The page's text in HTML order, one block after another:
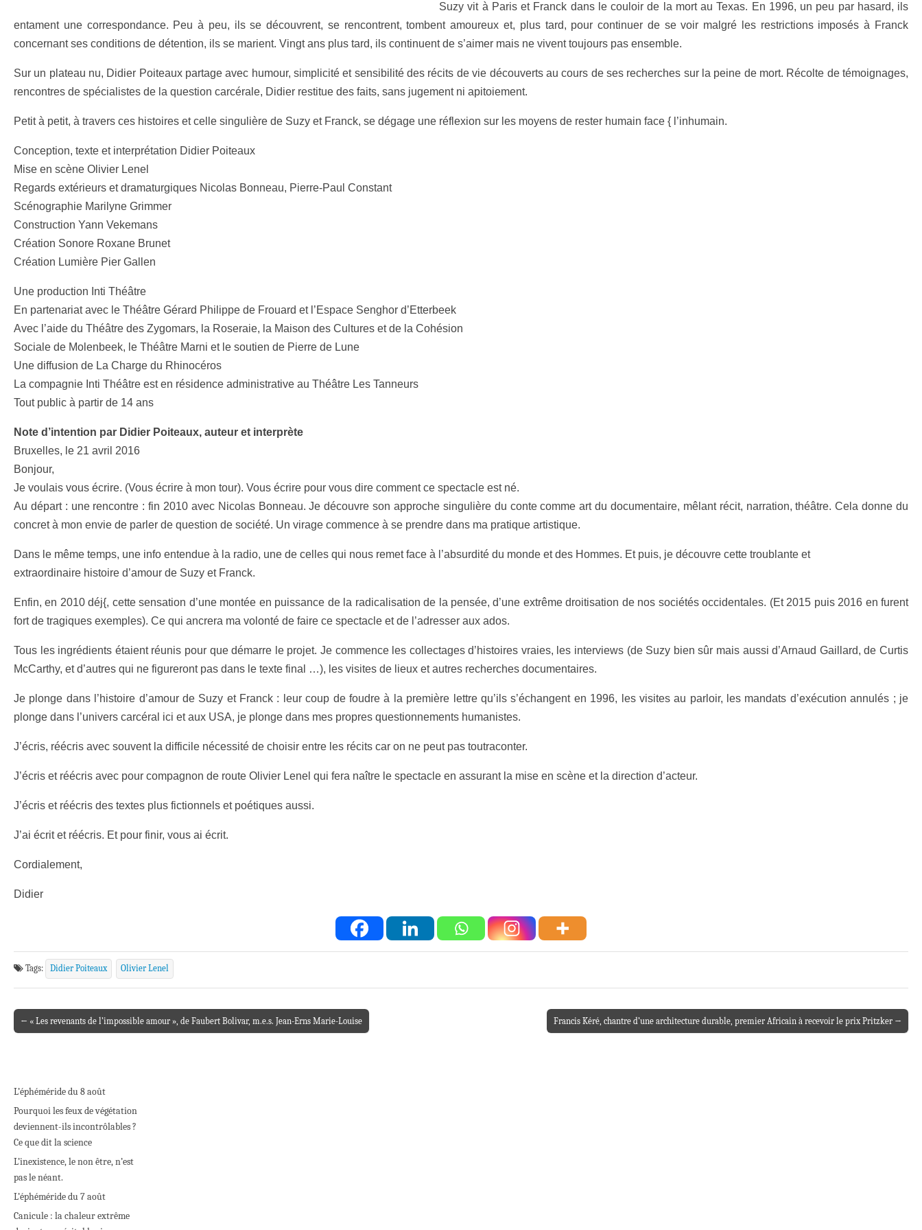
Suzy vit à Paris et Franck dans le couloir de la mort au Texas. En 1996, un peu par hasard, ils
entament une correspondance. Peu à peu, ils se découvrent, se rencontrent, tombent amoureux et, plus tard, pour continuer de se voir malgré les restrictions imposés à Franck
concernant ses conditions de détention, ils se marient. Vingt ans plus tard, ils continuent de s’aimer mais ne vivent toujours pas ensemble.
Sur un plateau nu, Didier Poiteaux partage avec humour, simplicité et sensibilité des récits de vie découverts au cours de ses recherches sur la peine de mort. Récolte de témoignages,
rencontres de spécialistes de la question carcérale, Didier restitue des faits, sans jugement ni apitoiement.
Petit à petit, à travers ces histoires et celle singulière de Suzy et Franck, se dégage une réflexion sur les moyens de rester humain face { l’inhumain.
Conception, texte et interprétation Didier Poiteaux
Mise en scène Olivier Lenel
Regards extérieurs et dramaturgiques Nicolas Bonneau, Pierre-Paul Constant
Scénographie Marilyne Grimmer
Construction Yann Vekemans
Création Sonore Roxane Brunet
Création Lumière Pier Gallen
Une production Inti Théâtre
En partenariat avec le Théâtre Gérard Philippe de Frouard et l’Espace Senghor d’Etterbeek
Avec l’aide du Théâtre des Zygomars, la Roseraie, la Maison des Cultures et de la Cohésion
Sociale de Molenbeek, le Théâtre Marni et le soutien de Pierre de Lune
Une diffusion de La Charge du Rhinocéros
La compagnie Inti Théâtre est en résidence administrative au Théâtre Les Tanneurs
Tout public à partir de 14 ans
Note d’intention par Didier Poiteaux, auteur et interprète
Bruxelles, le 21 avril 2016
Bonjour,
Je voulais vous écrire. (Vous écrire à mon tour). Vous écrire pour vous dire comment ce spectacle est né.
Au départ : une rencontre : fin 2010 avec Nicolas Bonneau. Je découvre son approche singulière du conte comme art du documentaire, mêlant récit, narration, théâtre. Cela donne du
concret à mon envie de parler de question de société. Un virage commence à se prendre dans ma pratique artistique.
Dans le même temps, une info entendue à la radio, une de celles qui nous remet face à l’absurdité du monde et des Hommes. Et puis, je découvre cette troublante et
extraordinaire histoire d’amour de Suzy et Franck.
Enfin, en 2010 déj{, cette sensation d’une montée en puissance de la radicalisation de la pensée, d’une extrême droitisation de nos sociétés occidentales. (Et 2015 puis 2016 en furent
fort de tragiques exemples). Ce qui ancrera ma volonté de faire ce spectacle et de l’adresser aux ados.
Tous les ingrédients étaient réunis pour que démarre le projet. Je commence les collectages d’histoires vraies, les interviews (de Suzy bien sûr mais aussi d’Arnaud Gaillard, de Curtis
McCarthy, et d’autres qui ne figureront pas dans le texte final …), les visites de lieux et autres recherches documentaires.
Je plonge dans l’histoire d’amour de Suzy et Franck : leur coup de foudre à la première lettre qu’ils s’échangent en 1996, les visites au parloir, les mandats d’exécution annulés ; je
plonge dans l’univers carcéral ici et aux USA, je plonge dans mes propres questionnements humanistes.
J’écris, réécris avec souvent la difficile nécessité de choisir entre les récits car on ne peut pas toutraconter.
J’écris et réécris avec pour compagnon de route Olivier Lenel qui fera naître le spectacle en assurant la mise en scène et la direction d’acteur.
J’écris et réécris des textes plus fictionnels et poétiques aussi.
J’ai écrit et réécris. Et pour finir, vous ai écrit.
Cordialement,
Didier
Tags: Didier Poiteaux Olivier Lenel
Post navigation
← « Les revenants de l’impossible amour », de Faubert Bolivar, m.e.s. Jean-Erns Marie-Louise Francis Kéré, chantre d’une architecture durable, premier Africain à recevoir le prix Pritzker →
L’éphéméride du 8 août
Pourquoi les feux de végétation
deviennent-ils incontrôlables ?
Ce que dit la science
L’inexistence, le non être, n’est
pas le néant.
L’éphéméride du 7 août
Canicule : la chaleur extrême